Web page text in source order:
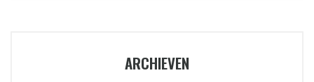
ARCHIEVEN